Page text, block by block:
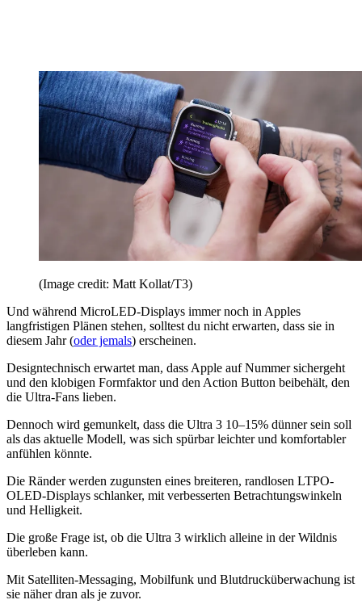
(Image credit: Matt Kollat/T3)
Und während MicroLED-Displays immer noch in Apples
langfristigen Plänen stehen, solltest du nicht erwarten, dass sie in
diesem Jahr (oder jemals) erscheinen.
Designtechnisch erwartet man, dass Apple auf Nummer sichergeht
und den klobigen Formfaktor und den Action Button beibehält, den
die Ultra-Fans lieben.
Dennoch wird gemunkelt, dass die Ultra 3 10–15% dünner sein soll
als das aktuelle Modell, was sich spürbar leichter und komfortabler
anfühlen könnte.
Die Ränder werden zugunsten eines breiteren, randlosen LTPO-
OLED-Displays schlanker, mit verbesserten Betrachtungswinkeln
und Helligkeit.
Die große Frage ist, ob die Ultra 3 wirklich alleine in der Wildnis
überleben kann.
Mit Satelliten-Messaging, Mobilfunk und Blutdrucküberwachung ist
sie näher dran als je zuvor.